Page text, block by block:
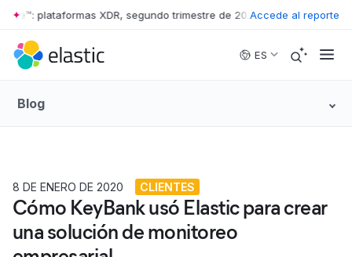
Skip to main content
plataformas XDR, segundo trimestre de 2026 • The Forrester
Accede al reporte
ES
Blog
8 DE ENERO DE 2020 CLIENTES
Cómo KeyBank usó Elastic para crear
una solución de monitoreo